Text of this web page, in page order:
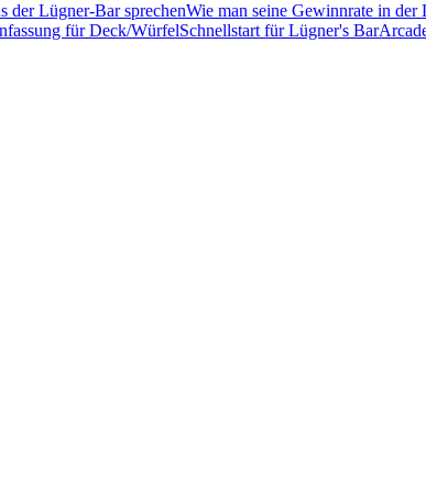
der Lügner-Bar sprechenWie man seine Gewinnrate in der
für Deck/WürfelSchnellstart für Lügner's Bar